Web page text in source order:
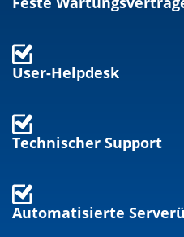
User-Helpdesk
Technischer Support
Automatisierte